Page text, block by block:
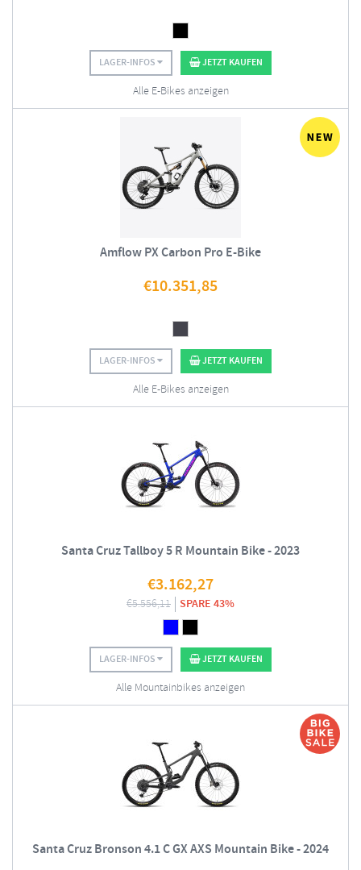
LAGER-INFOS JETZT KAUFEN
Alle E-Bikes anzeigen
Amflow PX Carbon Pro E-Bike
€10.351,85
LAGER-INFOS JETZT KAUFEN
Alle E-Bikes anzeigen
Santa Cruz Tallboy 5 R Mountain Bike - 2023
€3.162,27
€5.556,11 SPARE 43%
LAGER-INFOS JETZT KAUFEN
Alle Mountainbikes anzeigen
Santa Cruz Bronson 4.1 C GX AXS Mountain Bike - 2024